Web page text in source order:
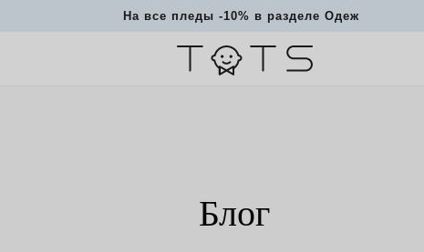
На все пледы -10% в разделе Одежда и Текстиль 💫
Блог